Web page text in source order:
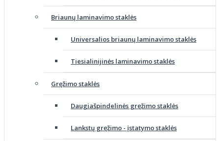
Briaunų laminavimo staklės
Universalios briaunų laminavimo staklės
Tiesialinijinės laminavimo staklės
Gręžimo staklės
Daugiašpindelinės gręžimo staklės
Lankstų gręžimo - įstatymo staklės